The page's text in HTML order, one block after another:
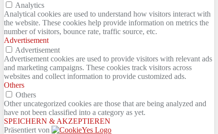
Analytics
Analytical cookies are used to understand how visitors interact with
the website. These cookies help provide information on metrics the
number of visitors, bounce rate, traffic source, etc.
Advertisement
Advertisement
Advertisement cookies are used to provide visitors with relevant ads
and marketing campaigns. These cookies track visitors across
websites and collect information to provide customized ads.
Others
Others
Other uncategorized cookies are those that are being analyzed and
have not been classified into a category as yet.
SPEICHERN & AKZEPTIEREN
Präsentiert von